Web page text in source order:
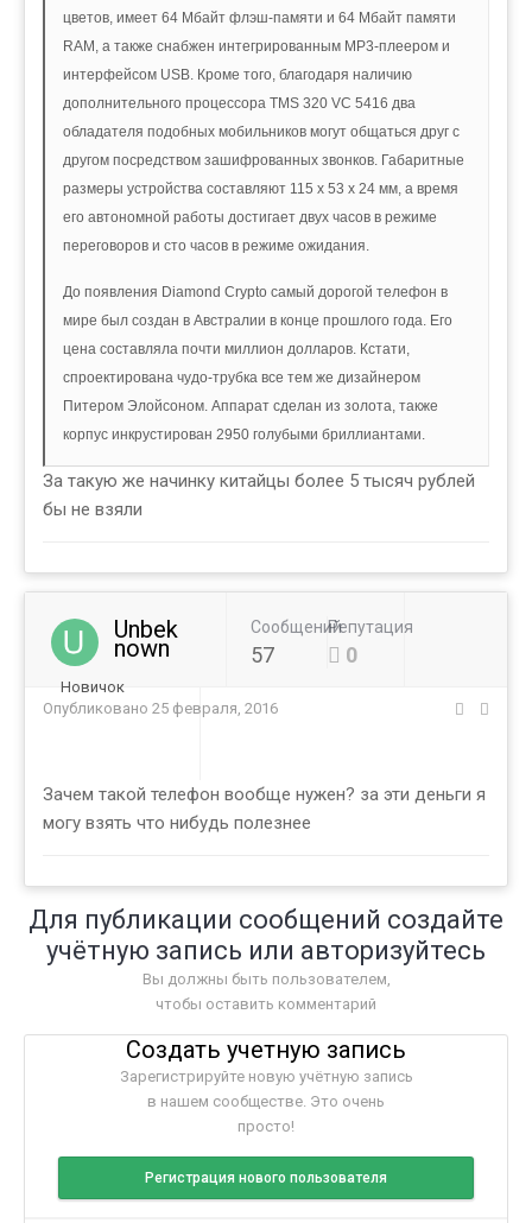
цветов, имеет 64 Мбайт флэш-памяти и 64 Мбайт памяти
RAM, а также снабжен интегрированным MP3-плеером и
интерфейсом USB. Кроме того, благодаря наличию
дополнительного процессора TMS 320 VC 5416 два
обладателя подобных мобильников могут общаться друг с
другом посредством зашифрованных звонков. Габаритные
размеры устройства составляют 115 х 53 х 24 мм, а время
его автономной работы достигает двух часов в режиме
переговоров и сто часов в режиме ожидания.
До появления Diamond Crypto самый дорогой телефон в
мире был создан в Австралии в конце прошлого года. Его
цена составляла почти миллион долларов. Кстати,
спроектирована чудо-трубка все тем же дизайнером
Питером Элойсоном. Аппарат сделан из золота, также
корпус инкрустирован 2950 голубыми бриллиантами.
За такую же начинку китайцы более 5 тысяч рублей
бы не взяли
Unbek
nown
Новичок
Сообщений
57
Репутация
0
Опубликовано 25 февраля, 2016
Зачем такой телефон вообще нужен? за эти деньги я
могу взять что нибудь полезнее
Для публикации сообщений создайте
учётную запись или авторизуйтесь
Вы должны быть пользователем,
чтобы оставить комментарий
Создать учетную запись
Зарегистрируйте новую учётную запись
в нашем сообществе. Это очень
просто!
Регистрация нового пользователя